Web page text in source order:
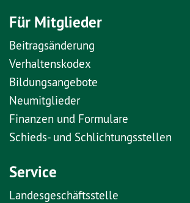
Für Mitglieder
Beitragsänderung
Verhaltenskodex
Bildungsangebote
Neumitglieder
Finanzen und Formulare
Schieds- und Schlichtungsstellen
Service
Landesgeschäftsstelle